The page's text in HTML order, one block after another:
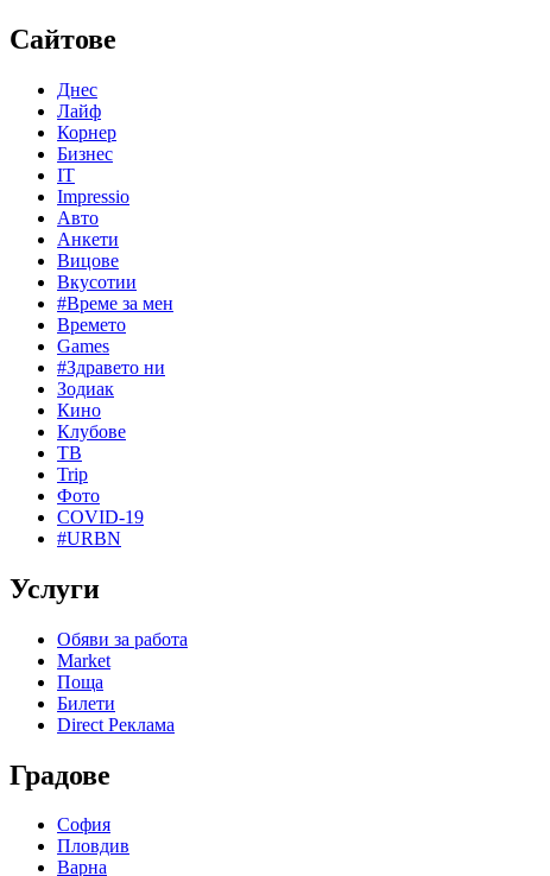
Сайтове
Днес
Лайф
Корнер
Бизнес
IT
Impressio
Авто
Анкети
Вицове
Вкусотии
#Време за мен
Времето
Games
#Здравето ни
Зодиак
Кино
Клубове
ТВ
Trip
Фото
COVID-19
#URBN
Услуги
Обяви за работа
Market
Поща
Билети
Direct Реклама
Градове
София
Пловдив
Варна